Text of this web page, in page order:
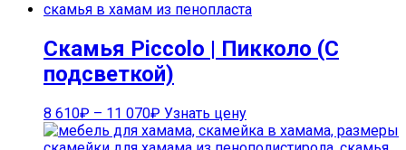
Скамья Piccolo | Пикколо (С
подсветкой)
8 610₽ – 11 070₽ Узнать цену